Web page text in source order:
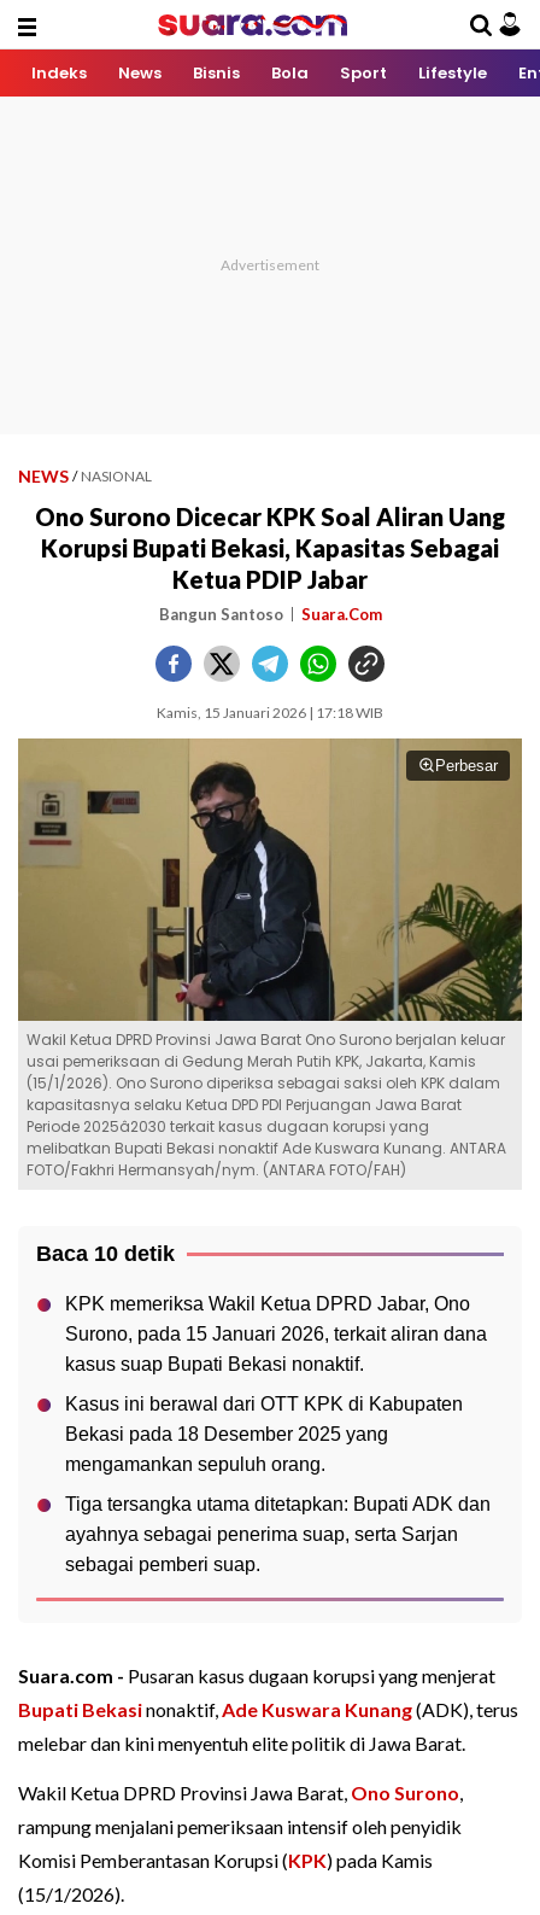
Indeks News Bisnis Bola Sport Lifestyle
NEWS / NASIONAL
Ono Surono Dicecar KPK Soal Aliran Uang
Korupsi Bupati Bekasi, Kapasitas Sebagai
Ketua PDIP Jabar
Bangun Santoso Suara.Com
Kamis, 15 Januari 2026 | 17:18 WIB
Perbesar
Wakil Ketua DPRD Provinsi Jawa Barat Ono Surono berjalan keluar
usai pemeriksaan di Gedung Merah Putih KPK, Jakarta, Kamis
(15/1/2026). Ono Surono diperiksa sebagai saksi oleh KPK dalam
kapasitasnya selaku Ketua DPD PDI Perjuangan Jawa Barat
Periode 2025â2030 terkait kasus dugaan korupsi yang
melibatkan Bupati Bekasi nonaktif Ade Kuswara Kunang. ANTARA
FOTO/Fakhri Hermansyah/nym. (ANTARA FOTO/FAH)
Baca 10 detik
KPK memeriksa Wakil Ketua DPRD Jabar, Ono
Surono, pada 15 Januari 2026, terkait aliran dana
kasus suap Bupati Bekasi nonaktif.
Kasus ini berawal dari OTT KPK di Kabupaten
Bekasi pada 18 Desember 2025 yang
mengamankan sepuluh orang.
Tiga tersangka utama ditetapkan: Bupati ADK dan
ayahnya sebagai penerima suap, serta Sarjan
sebagai pemberi suap.
Suara.com - Pusaran kasus dugaan korupsi yang menjerat
Bupati Bekasinonaktif,Ade Kuswara Kunang(ADK), terus
melebar dan kini menyentuh elite politik di Jawa Barat.
Wakil Ketua DPRD Provinsi Jawa Barat, Ono Surono,
rampung menjalani pemeriksaan intensif oleh penyidik
Komisi Pemberantasan Korupsi (KPK) pada Kamis
(15/1/2026).